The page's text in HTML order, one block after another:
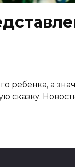
ребенка, а
сказку.